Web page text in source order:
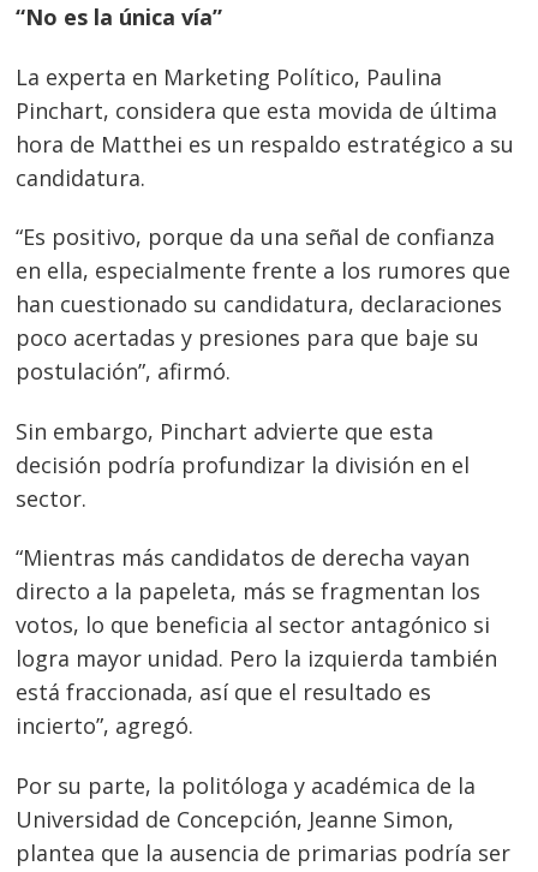
“No es la única vía”
La experta en Marketing Político, Paulina
Pinchart, considera que esta movida de última
hora de Matthei es un respaldo estratégico a su
candidatura.
“Es positivo, porque da una señal de confianza
en ella, especialmente frente a los rumores que
han cuestionado su candidatura, declaraciones
poco acertadas y presiones para que baje su
postulación”, afirmó.
Sin embargo, Pinchart advierte que esta
decisión podría profundizar la división en el
sector.
“Mientras más candidatos de derecha vayan
directo a la papeleta, más se fragmentan los
votos, lo que beneficia al sector antagónico si
logra mayor unidad. Pero la izquierda también
está fraccionada, así que el resultado es
incierto”, agregó.
Por su parte, la politóloga y académica de la
Universidad de Concepción, Jeanne Simon,
plantea que la ausencia de primarias podría ser
Navegación
de
entradas